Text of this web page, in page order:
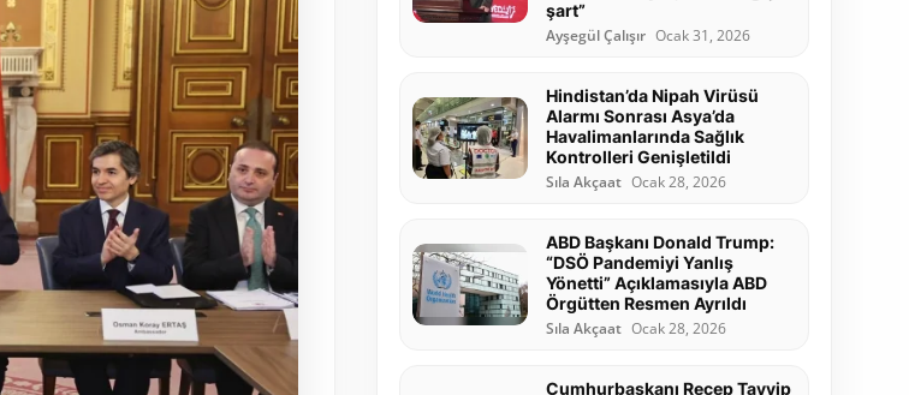
şart”
Ayşegül Çalışır Ocak 31, 2026
Hindistan’da Nipah Virüsü
Alarmı Sonrası Asya’da
Havalimanlarında Sağlık
Kontrolleri Genişletildi
Sıla Akçaat Ocak 28, 2026
ABD Başkanı Donald Trump:
“DSÖ Pandemiyi Yanlış
Yönetti” Açıklamasıyla ABD
Örgütten Resmen Ayrıldı
Sıla Akçaat Ocak 28, 2026
Cumhurbaşkanı Recep Tayyip